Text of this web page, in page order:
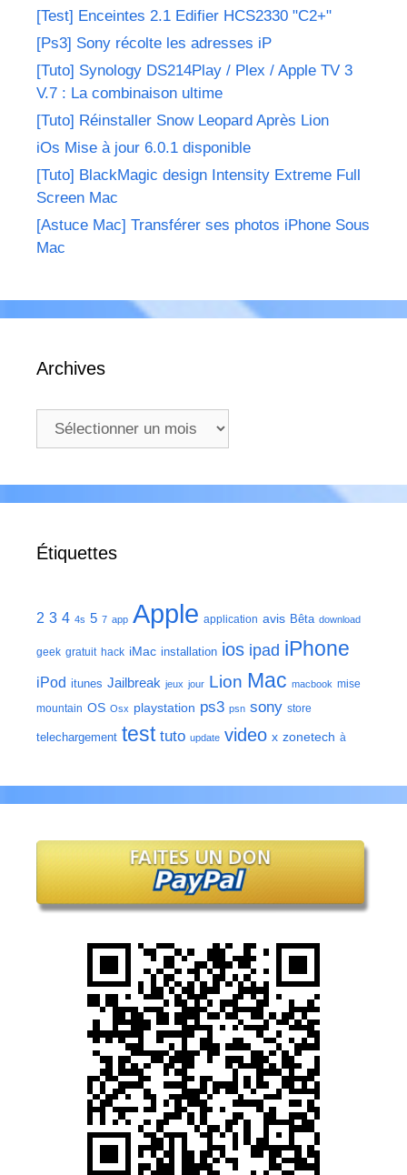
[Test] Enceintes 2.1 Edifier HCS2330 "C2+"
[Ps3] Sony récolte les adresses iP
[Tuto] Synology DS214Play / Plex / Apple TV 3
V.7 : La combinaison ultime
[Tuto] Réinstaller Snow Leopard Après Lion
iOs Mise à jour 6.0.1 disponible
[Tuto] BlackMagic design Intensity Extreme Full
Screen Mac
[Astuce Mac] Transférer ses photos iPhone Sous
Mac
Archives
Archives
Étiquettes
2 3 4 4s 5 7 app Apple application avis Bêta download
geek gratuit hack iMac installation ios ipad iPhone
iPod itunes Jailbreak jeux jour Lion Mac macbook mise
mountain OS Osx playstation ps3 psn sony store
telechargement test tuto update video x zonetech à